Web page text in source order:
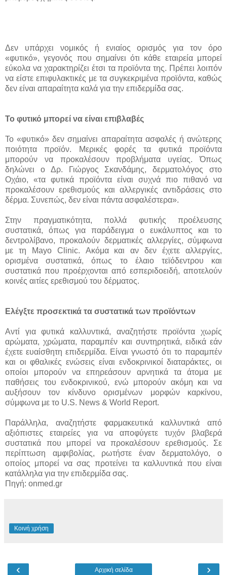
Δεν υπάρχει νομικός ή ενιαίος ορισμός για τον όρο
«φυτικό», γεγονός που σημαίνει ότι κάθε εταιρεία μπορεί
εύκολα να χαρακτηρίζει έτσι τα προϊόντα της. Πρέπει λοιπόν
να είστε επιφυλακτικές με τα συγκεκριμένα προϊόντα, καθώς
δεν είναι απαραίτητα καλά για την επιδερμίδα σας.
Το φυτικό μπορεί να είναι επιβλαβές
Το «φυτικό» δεν σημαίνει απαραίτητα ασφαλές ή ανώτερης
ποιότητα προϊόν. Μερικές φορές τα φυτικά προϊόντα
μπορούν να προκαλέσουν προβλήματα υγείας. Όπως
δηλώνει ο Δρ. Γιώργος Σκανδάμης, δερματολόγος στο
Οχάιο, «τα φυτικά προϊόντα είναι συχνά πιο πιθανό να
προκαλέσουν ερεθισμούς και αλλεργικές αντιδράσεις στο
δέρμα. Συνεπώς, δεν είναι πάντα ασφαλέστερα».
Στην πραγματικότητα, πολλά φυτικής προέλευσης
συστατικά, όπως για παράδειγμα ο ευκάλυπτος και το
δεντρολίβανο, προκαλούν δερματικές αλλεργίες, σύμφωνα
με τη Mayo Clinic. Ακόμα και αν δεν έχετε αλλεργίες,
ορισμένα συστατικά, όπως το έλαιο τεϊόδεντρου και
συστατικά που προέρχονται από εσπεριδοειδή, αποτελούν
κοινές αιτίες ερεθισμού του δέρματος.
Ελέγξτε προσεκτικά τα συστατικά των προϊόντων
Αντί για φυτικά καλλυντικά, αναζητήστε προϊόντα χωρίς
αρώματα, χρώματα, παραμπέν και συντηρητικά, ειδικά εάν
έχετε ευαίσθητη επιδερμίδα. Είναι γνωστό ότι το παραμπέν
και οι φθαλικές ενώσεις είναι ενδοκρινικοί διαταράκτες, οι
οποίοι μπορούν να επηρεάσουν αρνητικά τα άτομα με
παθήσεις του ενδοκρινικού, ενώ μπορούν ακόμη και να
αυξήσουν τον κίνδυνο ορισμένων μορφών καρκίνου,
σύμφωνα με το U.S. News & World Report.
Παράλληλα, αναζητήστε φαρμακευτικά καλλυντικά από
αξιόπιστες εταιρείες για να αποφύγετε τυχόν βλαβερά
συστατικά που μπορεί να προκαλέσουν ερεθισμούς. Σε
περίπτωση αμφιβολίας, ρωτήστε έναν δερματολόγο, ο
οποίος μπορεί να σας προτείνει τα καλλυντικά που είναι
κατάλληλα για την επιδερμίδα σας.
Πηγή: onmed.gr
Κοινή χρήση
‹ ›
Αρχική σελίδα